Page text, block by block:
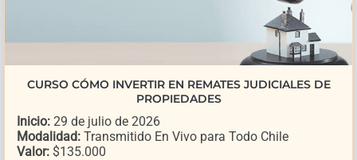
CURSO CÓMO INVERTIR EN REMATES JUDICIALES DE
PROPIEDADES
Inicio: 29 de julio de 2026
Modalidad: Transmitido En Vivo para Todo Chile
Valor: $135.000